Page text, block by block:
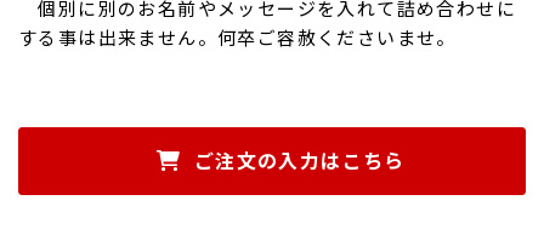
個別に別のお名前やメッセージを入れて詰め合わせに
する事は出来ません。何卒ご容赦くださいませ。
ご注文の入力はこちら